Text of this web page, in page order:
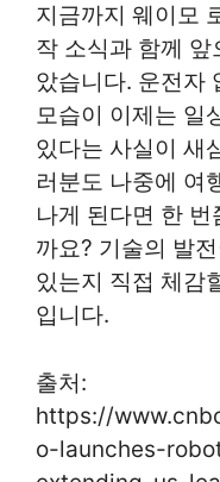
지금까지 웨이모
작 소식과 함께
았습니다. 운전자
모습이 이제는 일
있다는 사실이 새
러분도 나중에 여
나게 된다면 한
까요? 기술의 발
있는지 직접 체감
입니다.
출처:
https://
o-launches-